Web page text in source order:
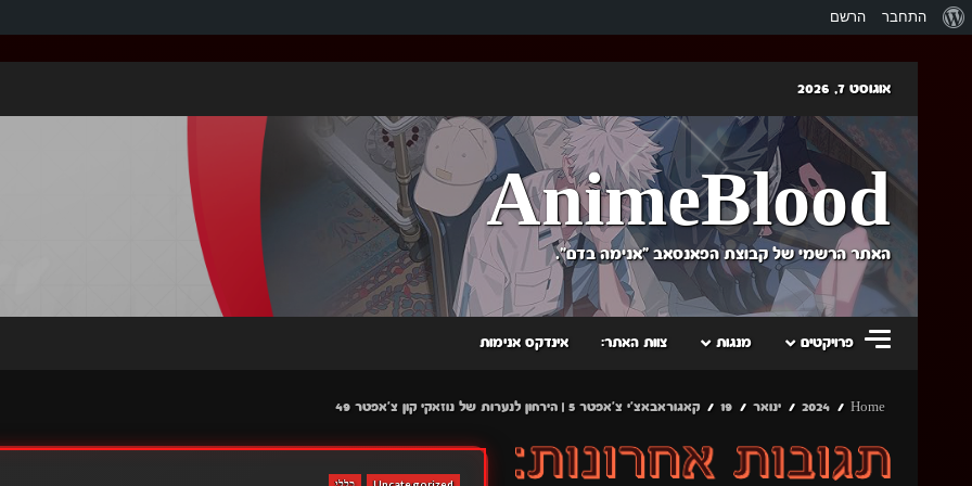
אודות
התחבר הרשם
content
אוגוסט 7, 2026
AnimeBlood
האתר הרשמי של קבוצת הפאנסאב "אנימה בדם".
פרויקטים מנגות צוות האתר: אינדקס אנימות
Home
2024 ינואר 19 קאגוראבאצ'י צ'אפטר 5 | הירחון לנערות של נוזאקי קון צ'אפטר 49